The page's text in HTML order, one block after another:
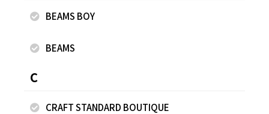
着用商品
BEAMS BOY
BEAMS
C
CRAFT STANDARD BOUTIQUE